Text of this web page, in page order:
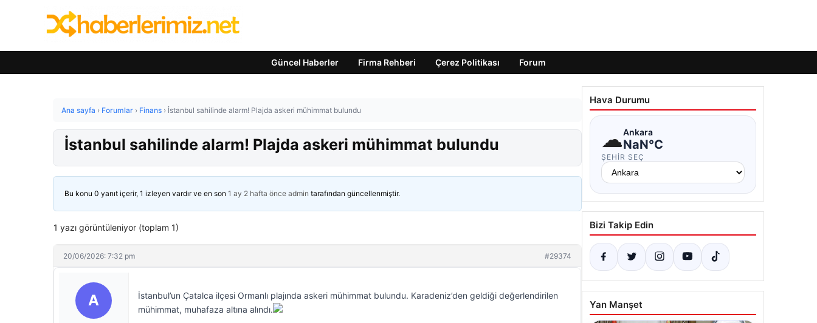
Güncel Haberler Firma Rehberi Çerez Politikası Forum
Ana sayfa › Forumlar › Finans › İstanbul sahilinde alarm! Plajda askeri mühimmat bulundu
İstanbul sahilinde alarm! Plajda askeri mühimmat bulundu
Bu konu 0 yanıt içerir, 1 izleyen vardır ve en son 1 ay 2 hafta önce admin tarafından güncellenmiştir.
1 yazı görüntüleniyor (toplam 1)
20/06/2026: 7:32 pm #29374
A
İstanbul’un Çatalca ilçesi Ormanlı plajında askeri mühimmat bulundu. Karadeniz’den geldiği değerlendirilen
mühimmat, muhafaza altına alındı.
Hava Durumu
☁Ankara
NaN°C
ŞEHIR SEÇ
Bizi Takip Edin
Yan Manşet